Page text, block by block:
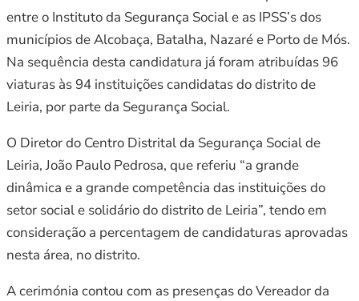
entre o Instituto da Segurança Social e as IPSS’s dos
municípios de Alcobaça, Batalha, Nazaré e Porto de Mós.
Na sequência desta candidatura já foram atribuídas 96
viaturas às 94 instituições candidatas do distrito de
Leiria, por parte da Segurança Social.
O Diretor do Centro Distrital da Segurança Social de
Leiria, João Paulo Pedrosa, que referiu “a grande
dinâmica e a grande competência das instituições do
setor social e solidário do distrito de Leiria”, tendo em
consideração a percentagem de candidaturas aprovadas
nesta área, no distrito.
A cerimónia contou com as presenças do Vereador da